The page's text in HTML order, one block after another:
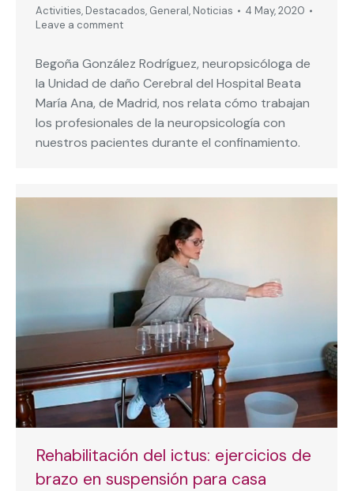
Activities, Destacados, General, Noticias
4 May, 2020
Leave a comment
Begoña González Rodríguez, neuropsicóloga de
la Unidad de daño Cerebral del Hospital Beata
María Ana, de Madrid, nos relata cómo trabajan
los profesionales de la neuropsicología con
nuestros pacientes durante el confinamiento.
Rehabilitación del ictus: ejercicios de
brazo en suspensión para casa